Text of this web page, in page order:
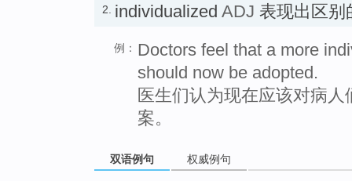
2. individualized ADJ 表现出区别
例： Doctors feel that a more
should now be adopted.
医生们认为现在应该对病
案。
双语例句 权威例句